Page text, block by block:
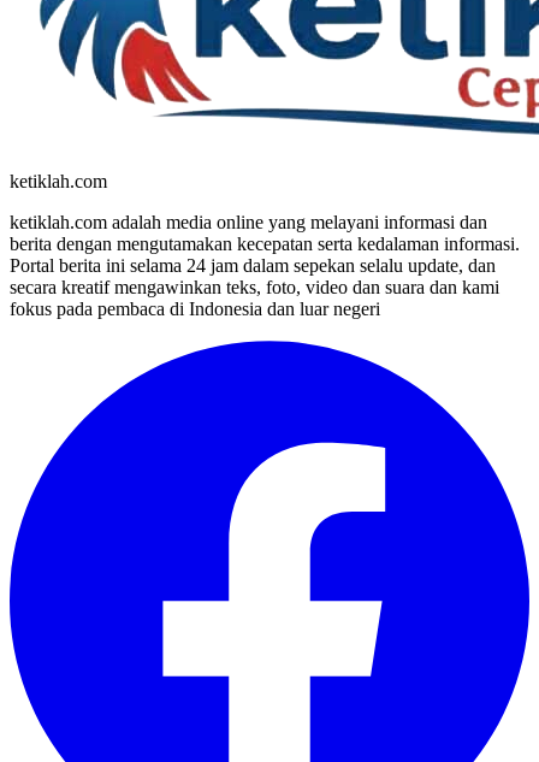
ketiklah.com
ketiklah.com adalah media online yang melayani informasi dan
berita dengan mengutamakan kecepatan serta kedalaman informasi.
Portal berita ini selama 24 jam dalam sepekan selalu update, dan
secara kreatif mengawinkan teks, foto, video dan suara dan kami
fokus pada pembaca di Indonesia dan luar negeri